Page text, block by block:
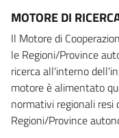
MOTORE DI
Il Motore di
le Regioni/Province
ricerca all'interno
motore è alimentato
normativi regionali resi
Regioni/Province